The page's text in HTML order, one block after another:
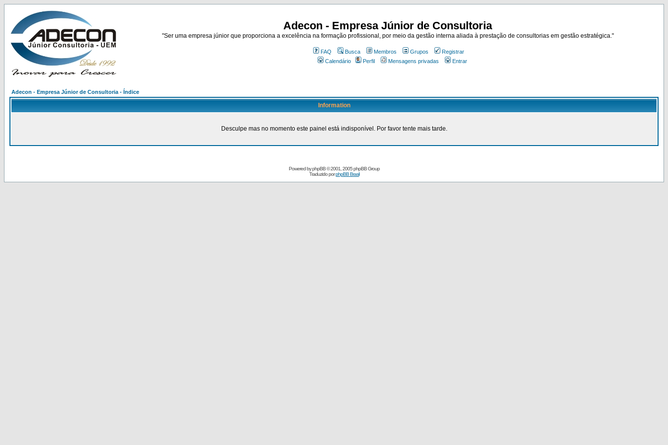
Adecon - Empresa Júnior de Consultoria
"Ser uma empresa júnior que proporciona a excelência na formação profissional, por meio da gestão interna aliada à prestação de consultorias em gestão estratégica."
FAQ Busca Membros Grupos
Registrar
Calendário
Perfil Mensagens privadas Entrar
Adecon - Empresa Júnior de Consultoria - Índice
Information
Desculpe mas no momento este painel está indisponível. Por favor tente mais tarde.
Powered byphpBB© 2001, 2005 phpBB Group
Traduzido porphpBB Brasil